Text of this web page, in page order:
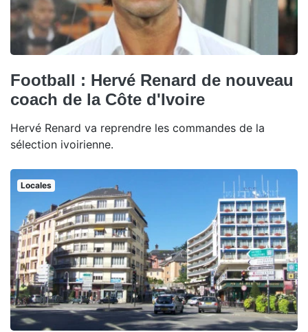
Football : Hervé Renard de nouveau
coach de la Côte d'Ivoire
Hervé Renard va reprendre les commandes de la
sélection ivoirienne.
Locales